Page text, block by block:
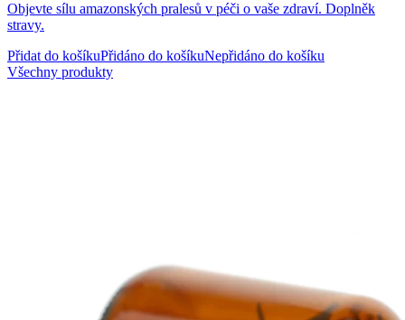
Objevte sílu amazonských pralesů v péči o vaše zdraví. Doplněk
stravy.
Přidat do košíkuPřidáno do košíkuNepřidáno do košíku
Všechny produkty